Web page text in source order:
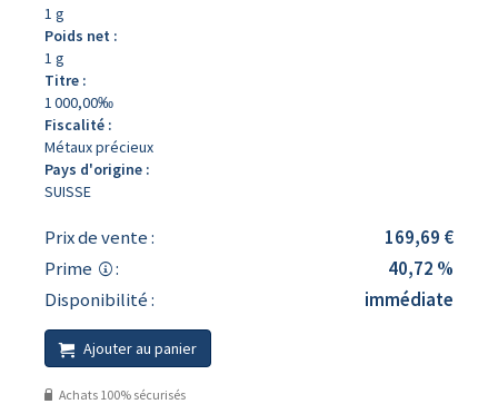
1 g
Poids net :
1 g
Titre :
1 000,00‰
Fiscalité :
Métaux précieux
Pays d'origine :
SUISSE
Prix de vente :
169,69 €
Prime
:
40,72 %
Disponibilité :
immédiate
Ajouter au panier
Achats 100% sécurisés